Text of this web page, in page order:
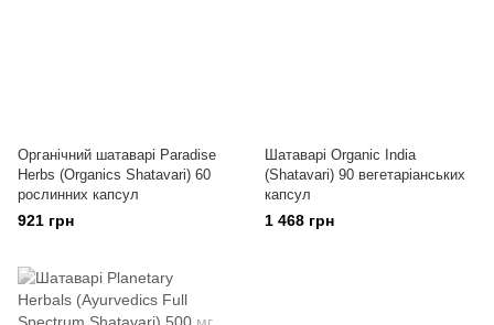
Органічний шатаварі Paradise
Herbs (Organics Shatavari) 60
рослинних капсул
921 грн
Шатаварі Organic India
(Shatavari) 90 вегетаріанських
капсул
1 468 грн